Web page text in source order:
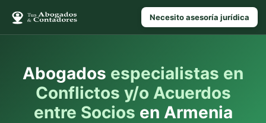
Necesito asesoría jurídica
Abogados especialistas en
Conflictos y/o Acuerdos
entre Socios en Armenia